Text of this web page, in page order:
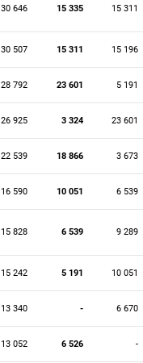
30 646 15 335 15 311
30 507 15 311 15 196
28 792 23 601 5 191
26 925 3 324 23 601
22 539 18 866 3 673
16 590 10 051 6 539
15 828 6 539 9 289
15 242 5 191 10 051
13 340 - 6 670
13 052 6 526 -